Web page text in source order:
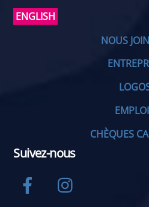
ENGLISH
NOUS
CHÈQUES
Suivez-nous
Facebook